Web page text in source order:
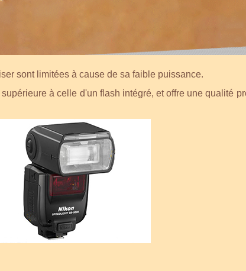
bien utiliser un flash.
sont limitées à cause de sa faible puissance.
à celle d'un flash intégré, et offre une qualité